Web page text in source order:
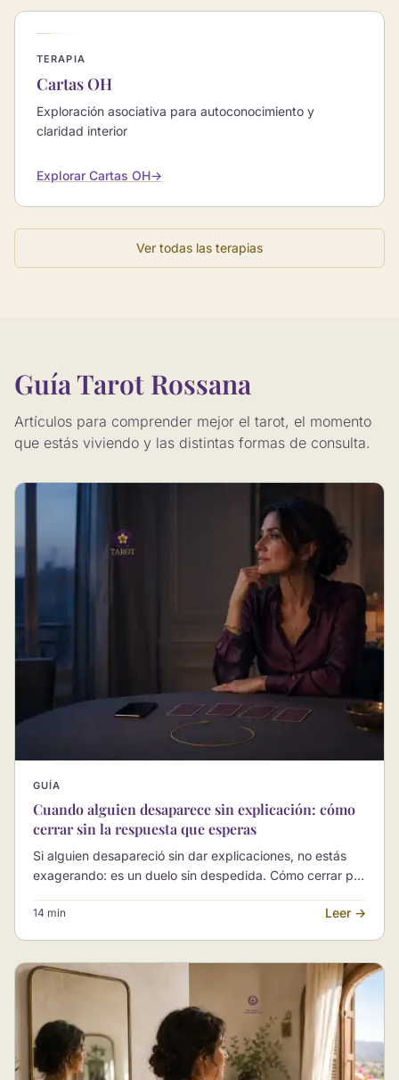
TERAPIA
Cartas OH
Exploración asociativa para autoconocimiento y
claridad interior
Explorar Cartas OH→
Ver todas las terapias
Guía Tarot Rossana
Artículos para comprender mejor el tarot, el momento
que estás viviendo y las distintas formas de consulta.
GUÍA
Cuando alguien desaparece sin explicación: cómo
cerrar sin la respuesta que esperas
Si alguien desapareció sin dar explicaciones, no estás
exagerando: es un duelo sin despedida. Cómo cerrar por
14 min Leer →